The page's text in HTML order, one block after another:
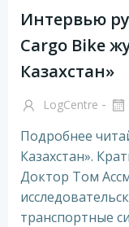
Интервью
Cargo Bike
Казахстан»
LogCentre -
Подробнее
Казахстан».
Доктор Том
транспортные